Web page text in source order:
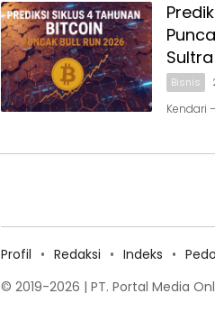
Bisnis
Kendari
Profil Redaksi Indeks
© 2019-2026 | PT. Portal Media